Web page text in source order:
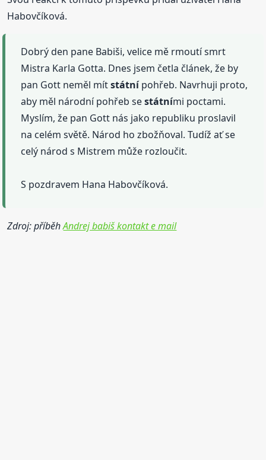
Habovčíková.
Dobrý den pane Babiši, velice mě rmoutí smrt
Mistra Karla Gotta. Dnes jsem četla článek, že by
pan Gott neměl mítstátnípohřeb. Navrhuji proto,
aby měl národní pohřeb sestátními poctami.
Myslím, že pan Gott nás jako republiku proslavil
na celém světě. Národ ho zbožňoval. Tudíž ať se
celý národ s Mistrem může rozloučit.
S pozdravem Hana Habovčíková.
Zdroj: příběhAndrej babiš kontakt e mail